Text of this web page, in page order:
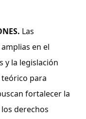
Las
en el
y la legislación
para
fortalecer la
derechos